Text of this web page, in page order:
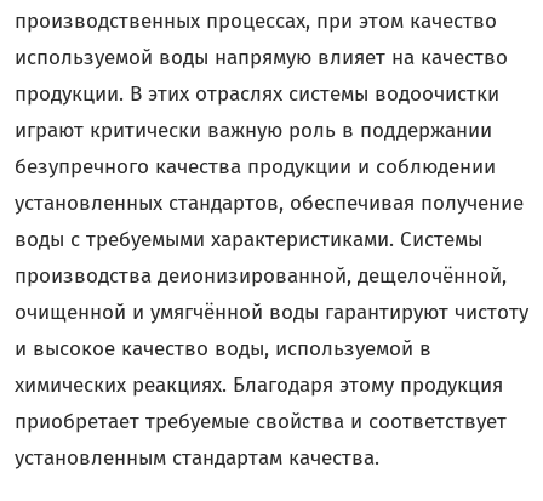
производственных процессах, при этом качество
используемой воды напрямую влияет на качество
продукции. В этих отраслях системы водоочистки
играют критически важную роль в поддержании
безупречного качества продукции и соблюдении
установленных стандартов, обеспечивая получение
воды с требуемыми характеристиками. Системы
производства деионизированной, дещелочённой,
очищенной и умягчённой воды гарантируют чистоту
и высокое качество воды, используемой в
химических реакциях. Благодаря этому продукция
приобретает требуемые свойства и соответствует
установленным стандартам качества.